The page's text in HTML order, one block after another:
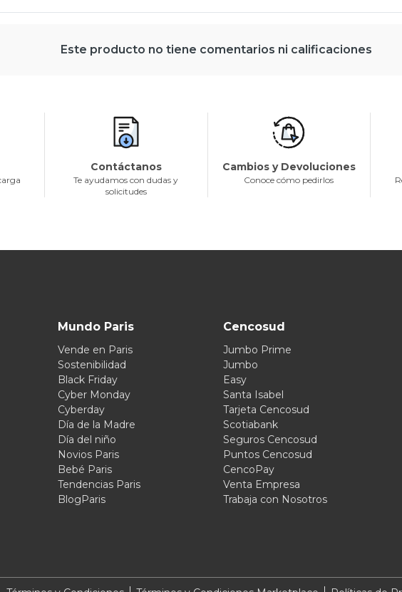
Este producto no tiene comentarios ni calificaciones
Contáctanos
Te ayudamos con dudas y
solicitudes
Cambios y Devoluciones
Conoce cómo pedirlos
Mundo Paris
Vende en Paris
Sostenibilidad
Black Friday
Cyber Monday
Cyberday
Día de la Madre
Día del niño
Novios Paris
Bebé Paris
Tendencias Paris
BlogParis
Cencosud
Jumbo Prime
Jumbo
Easy
Santa Isabel
Tarjeta Cencosud
Scotiabank
Seguros Cencosud
Puntos Cencosud
CencoPay
Venta Empresa
Trabaja con Nosotros